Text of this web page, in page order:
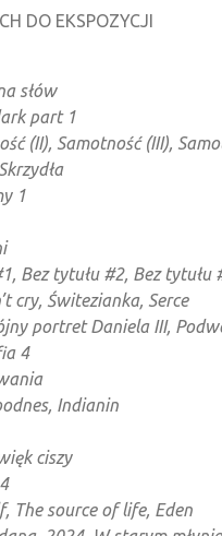
DO EKSPOZYCJI
słów
part 1
(II), Samotność (III),
1
Bez tytułu #2, Bez tytułu
cry, Świtezianka, Serce
portret Daniela III,
4
Indianin
ciszy
The source of life, Eden